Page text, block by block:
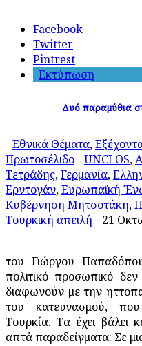
Facebook
Twitter
Pintrest
Εκτύπωση
Δυό παραμύθια
Εθνικά Θέματα,
Πρωτοσέλιδο
UNCLOS,
Τετράδης,Γερμανία,
Ερντογάν,Ευρωπαϊκή
Κυβέρνηση Μητσοτάκη,
Τουρκική απειλή
21
του Γιώργου
πολιτικό προσωπικό
διαφωνούν με την
του κατευνασμού,
Τουρκία. Τα έχει
απτά παραδείγματα: Σε